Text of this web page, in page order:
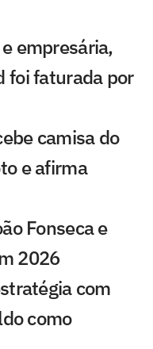
empresária,
foi faturada por
camisa do
e afirma
Fonseca e
2026
com
como